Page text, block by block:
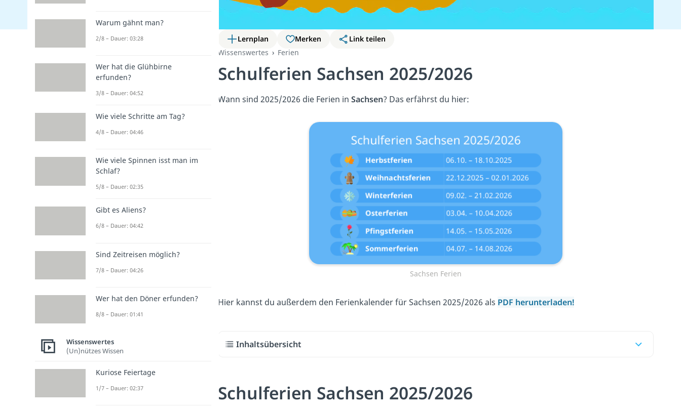
Lernplan Merken
Link teilen
Wissenswertes
Ferien
Schulferien Sachsen 2025/2026
Wann sind 2025/2026 die Ferien in Sachsen? Das erfährst du hier:
Sachsen Ferien
Hier kannst du außerdem den Ferienkalender für Sachsen 2025/2026 als PDF herunterladen!
Inhaltsübersicht
Schulferien Sachsen 2025/2026
Warum gähnt man?
2/8 – Dauer: 03:28
Wer hat die Glühbirne
erfunden?
3/8 – Dauer: 04:52
Wie viele Schritte am Tag?
4/8 – Dauer: 04:46
Wie viele Spinnen isst man im
Schlaf?
5/8 – Dauer: 02:35
Gibt es Aliens?
6/8 – Dauer: 04:42
Sind Zeitreisen möglich?
7/8 – Dauer: 04:26
Wer hat den Döner erfunden?
8/8 – Dauer: 01:41
Wissenswertes
(Un)nützes Wissen
Kuriose Feiertage
1/7 – Dauer: 02:37